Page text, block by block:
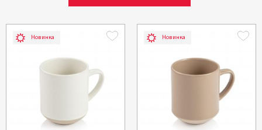
Новинка Новинка